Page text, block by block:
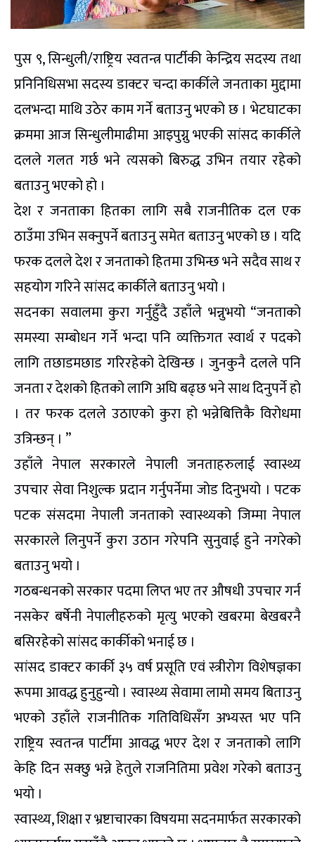
पुस ९, सिन्धुली/राष्ट्रिय स्वतन्त्र पार्टीकी केन्द्रिय सदस्य तथा
प्रनिनिधिसभा सदस्य डाक्टर चन्दा कार्कीले जनताका मुद्दामा
दलभन्दा माथि उठेर काम गर्ने बताउनु भएको छ । भेटघाटका
क्रममा आज सिन्धुलीमाढीमा आइपुग्नु भएकी सांसद कार्कीले
दलले गलत गर्छ भने त्यसको बिरुद्ध उभिन तयार रहेको
बताउनु भएको हो ।
देश र जनताका हितका लागि सबै राजनीतिक दल एक
ठाउँमा उभिन सक्नुपर्ने बताउनु समेत बताउनु भएको छ । यदि
फरक दलले देश र जनताको हितमा उभिन्छ भने सदैव साथ र
सहयोग गरिने सांसद कार्कीले बताउनु भयो ।
सदनका सवालमा कुरा गर्नुहुँदै उहाँले भन्नुभयो “जनताको
समस्या सम्बोधन गर्ने भन्दा पनि व्यक्तिगत स्वार्थ र पदको
लागि तछाडमछाड गरिरहेको देखिन्छ । जुनकुनै दलले पनि
जनता र देशको हितको लागि अघि बढ्छ भने साथ दिनुपर्ने हो
। तर फरक दलले उठाएको कुरा हो भन्नेबित्तिकै विरोधमा
उत्रिन्छन् । ”
उहाँले नेपाल सरकारले नेपाली जनताहरुलाई स्वास्थ्य
उपचार सेवा निशुल्क प्रदान गर्नुपर्नेमा जोड दिनुभयो । पटक
पटक संसदमा नेपाली जनताको स्वास्थ्यको जिम्मा नेपाल
सरकारले लिनुपर्ने कुरा उठान गरेपनि सुनुवाई हुने नगरेको
बताउनु भयो ।
गठबन्धनको सरकार पदमा लिप्त भए तर औषधी उपचार गर्न
नसकेर बर्षेनी नेपालीहरुको मृत्यु भएको खबरमा बेखबरनै
बसिरहेको सांसद कार्कीको भनाई छ ।
सांसद डाक्टर कार्की ३५ वर्ष प्रसूति एवं स्त्रीरोग विशेषज्ञका
रूपमा आवद्ध हुनुहुन्यो । स्वास्थ्य सेवामा लामो समय बिताउनु
भएको उहाँले राजनीतिक गतिविधिसँग अभ्यस्त भए पनि
राष्ट्रिय स्वतन्त्र पार्टीमा आवद्ध भएर देश र जनताको लागि
केहि दिन सक्छु भन्ने हेतुले राजनितिमा प्रवेश गरेको बताउनु
भयो ।
स्वास्थ्य, शिक्षा र भ्रष्टाचारका विषयमा सदनमार्फत सरकारको